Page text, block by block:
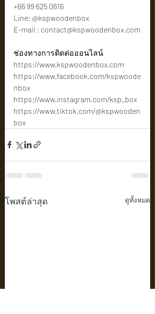
+66 99 625 0616
Line: @kspwoodenbox
E-mail : contact@kspwoodenbox.com
ช่องทางการติดต่อออนไลน์
https://www.kspwoodenbox.com
https://www.facebook.com/kspwoode
nbox
https://www.instagram.com/ksp_box
https://www.tiktok.com/@kspwooden
box
โพสต์ล่าสุด ดูทั้งหมด